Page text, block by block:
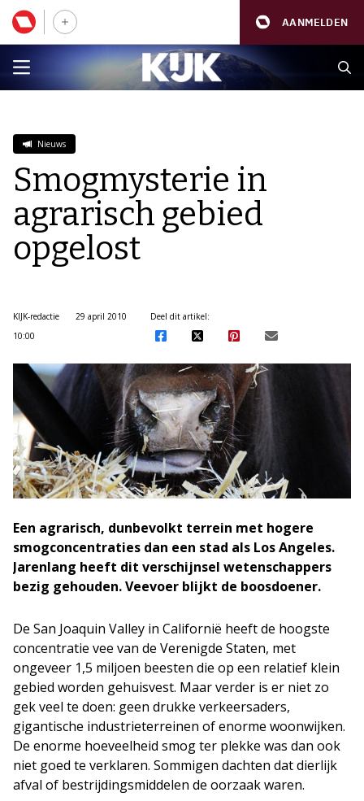
AANMELDEN
Nieuws
Smogmysterie in
agrarisch gebied
opgelost
KIJK-redactie
29 april 2010
10:00
Deel dit artikel:
Een agrarisch, dunbevolkt terrein met hogere
smogconcentraties dan een stad als Los Angeles.
Jarenlang heeft dit verschijnsel wetenschappers
bezig gehouden. Veevoer blijkt de boosdoener.
De San Joaquin Valley in Californië heeft de hoogste
concentratie vee van de Verenigde Staten, met
ongeveer 1,5 miljoen beesten die op een relatief klein
gebied worden gehuisvest. Maar verder is er niet zo
gek veel te doen: geen drukke verkeersaders,
gigantische industrieterreinen of enorme woonwijken.
De enorme hoeveelheid smog ter plekke was dan ook
niet goed te verklaren. Sommigen dachten dat dierlijk
afval of bestrijdingsmiddelen de oorzaak waren.